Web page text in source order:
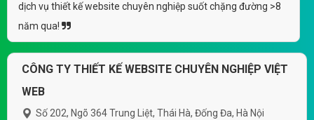
dịch vụ thiết kế website chuyên nghiệp suốt chặng đường >8
năm qua!
CÔNG TY THIẾT KẾ WEBSITE CHUYÊN NGHIỆP VIỆT
WEB
Số 202, Ngõ 364 Trung Liệt, Thái Hà, Đống Đa, Hà Nội